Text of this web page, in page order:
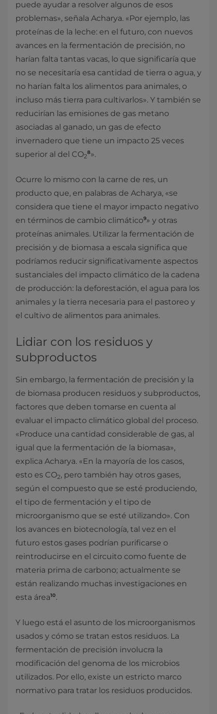
puede ayudar a resolver algunos de esos
problemas», señala Acharya. «Por ejemplo, las
proteínas de la leche: en el futuro, con nuevos
avances en la fermentación de precisión, no
harían falta tantas vacas, lo que significaría que
no se necesitaría esa cantidad de tierra o agua, y
no harían falta los alimentos para animales, o
incluso más tierra para cultivarlos». Y también se
reducirían las emisiones de gas metano
asociadas al ganado, un gas de efecto
invernadero que tiene un impacto 25 veces
superior al del CO2
8».
Ocurre lo mismo con la carne de res, un
producto que, en palabras de Acharya, «se
considera que tiene el mayor impacto negativo
en términos de cambio climático9» y otras
proteínas animales. Utilizar la fermentación de
precisión y de biomasa a escala significa que
podríamos reducir significativamente aspectos
sustanciales del impacto climático de la cadena
de producción: la deforestación, el agua para los
animales y la tierra necesaria para el pastoreo y
el cultivo de alimentos para animales.
Lidiar con los residuos y
subproductos
Sin embargo, la fermentación de precisión y la
de biomasa producen residuos y subproductos,
factores que deben tomarse en cuenta al
evaluar el impacto climático global del proceso.
«Produce una cantidad considerable de gas, al
igual que la fermentación de la biomasa»,
explica Acharya. «En la mayoría de los casos,
esto es CO2, pero también hay otros gases,
según el compuesto que se esté produciendo,
el tipo de fermentación y el tipo de
microorganismo que se esté utilizando». Con
los avances en biotecnología, tal vez en el
futuro estos gases podrían purificarse o
reintroducirse en el circuito como fuente de
materia prima de carbono; actualmente se
están realizando muchas investigaciones en
esta área10.
Y luego está el asunto de los microorganismos
usados y cómo se tratan estos residuos. La
fermentación de precisión involucra la
modificación del genoma de los microbios
utilizados. Por ello, existe un estricto marco
normativo para tratar los residuos producidos.